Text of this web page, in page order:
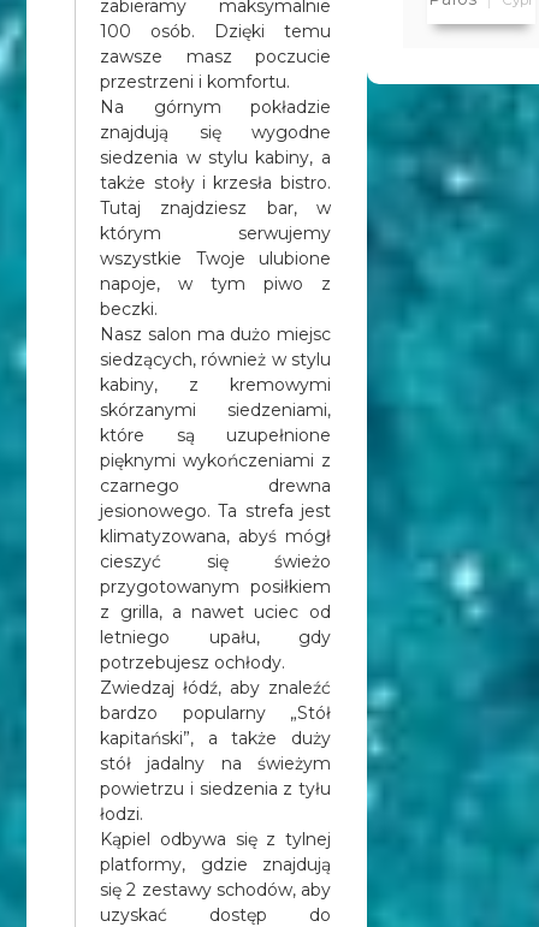
zabieramy maksymalnie
100 osób. Dzięki temu
zawsze masz poczucie
przestrzeni i komfortu.
Na górnym pokładzie
znajdują się wygodne
siedzenia w stylu kabiny, a
także stoły i krzesła bistro.
Tutaj znajdziesz bar, w
którym serwujemy
wszystkie Twoje ulubione
napoje, w tym piwo z
beczki.
Nasz salon ma dużo miejsc
siedzących, również w stylu
kabiny, z kremowymi
skórzanymi siedzeniami,
które są uzupełnione
pięknymi wykończeniami z
czarnego drewna
jesionowego. Ta strefa jest
klimatyzowana, abyś mógł
cieszyć się świeżo
przygotowanym posiłkiem
z grilla, a nawet uciec od
letniego upału, gdy
potrzebujesz ochłody.
Zwiedzaj łódź, aby znaleźć
bardzo popularny „Stół
kapitański”, a także duży
stół jadalny na świeżym
powietrzu i siedzenia z tyłu
łodzi.
Kąpiel odbywa się z tylnej
platformy, gdzie znajdują
się 2 zestawy schodów, aby
uzyskać dostęp do
Pafos rejs
własny
dojazd